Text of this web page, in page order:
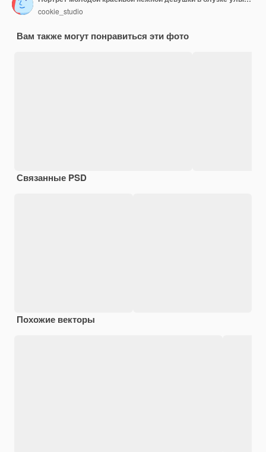
cookie_studio
Вам также могут понравиться эти фото
Связанные PSD
Похожие векторы